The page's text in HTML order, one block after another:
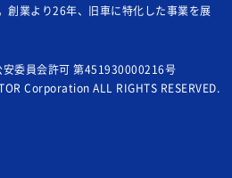
創業より26年、旧車に特化した事業を展
安委員会許可 第451930000216号
Corporation ALL RIGHTS RESERVED.